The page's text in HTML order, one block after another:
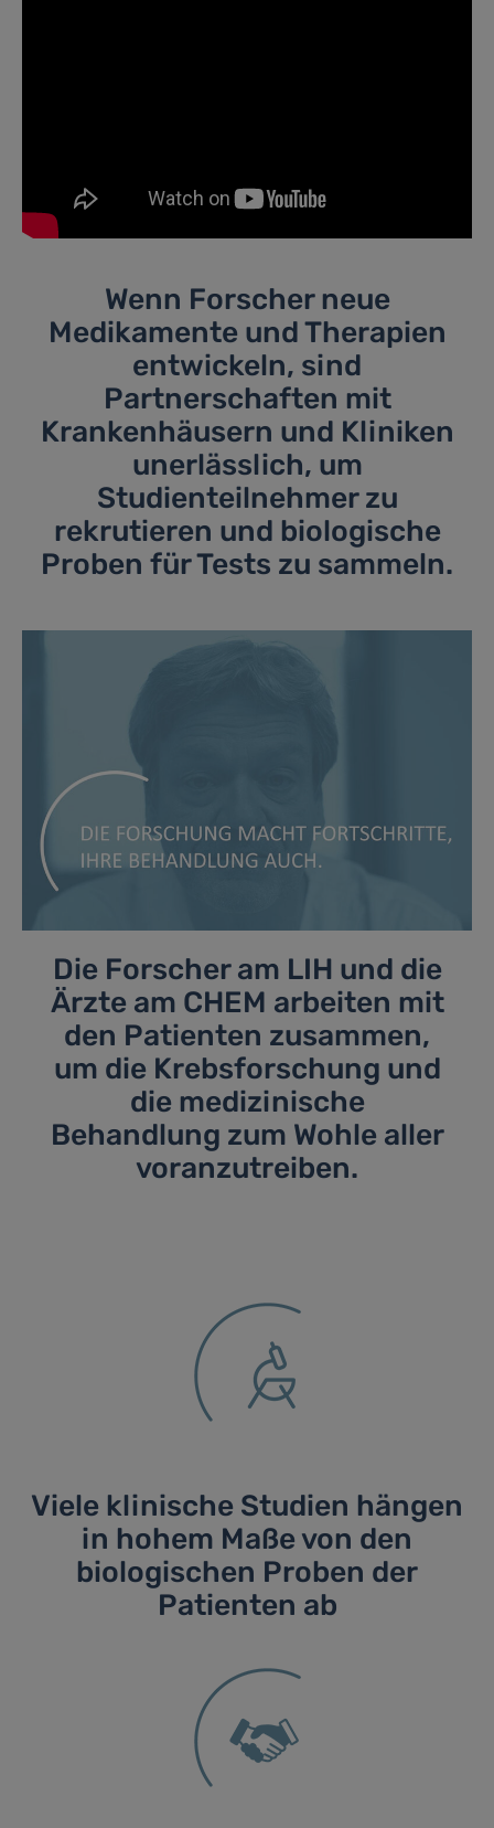
Wenn Forscher neue
Medikamente und Therapien
entwickeln, sind
Partnerschaften mit
Krankenhäusern und Kliniken
unerlässlich, um
Studienteilnehmer zu
rekrutieren und biologische
Proben für Tests zu sammeln.
Die Forscher am LIH und die
Ärzte am CHEM arbeiten mit
den Patienten zusammen,
um die Krebsforschung und
die medizinische
Behandlung zum Wohle aller
voranzutreiben.
Viele klinische Studien hängen
in hohem Maße von den
biologischen Proben der
Patienten ab